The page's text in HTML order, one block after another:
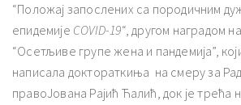
“Положај запослених са породичним
епидемије COVID-19“, другом наградом
“Осетљиве групе жена и пандемија”,
написала доктораткиња на смеру за
правоЈована Рајић Ћалић, док је трећа